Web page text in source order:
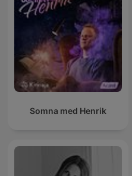
Somna med Henrik